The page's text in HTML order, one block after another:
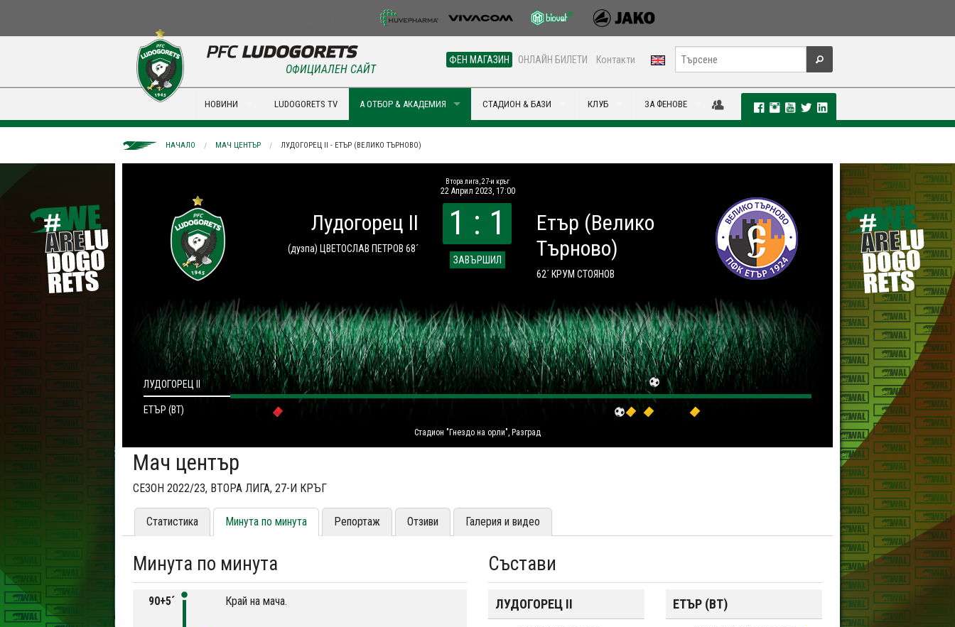
ФЕН МАГАЗИН ОНЛАЙН БИЛЕТИ Контакти
ОФИЦИАЛЕН САЙТ
НОВИНИ LUDOGORETS TV А ОТБОР & АКАДЕМИЯ СТАДИОН & БАЗИ КЛУБ ЗА ФЕНОВЕ
НАЧАЛО МАЧ ЦЕНТЪР ЛУДОГОРЕЦ II - ЕТЪР (ВЕЛИКО ТЪРНОВО)
Втора лига, 27-и кръг
22 Април 2023, 17:00
Лудогорец II
(дузпа) ЦВЕТОСЛАВ ПЕТРОВ 68´
1 : 1
ЗАВЪРШИЛ
Етър (Велико
Търново)
62´ КРУМ СТОЯНОВ
Стадион "Гнездо на орли", Разград
ЛУДОГОРЕЦ II
ЕТЪР (ВТ)
Мач център
СЕЗОН 2022/23, ВТОРА ЛИГА, 27-И КРЪГ
Статистика Минута по минута Репортаж Отзиви Галерия и видео
Минута по минута
90+5´ Край на мача.
Състави
ЛУДОГОРЕЦ II ЕТЪР (ВТ)